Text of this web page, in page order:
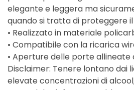
elegante e leggera ma
quando si tratta di proteggere
• Realizzato in materiale
• Compatibile con la ricarica
• Aperture delle porte allineate
Disclaimer: Tenere lontano dai
elevate concentrazioni di